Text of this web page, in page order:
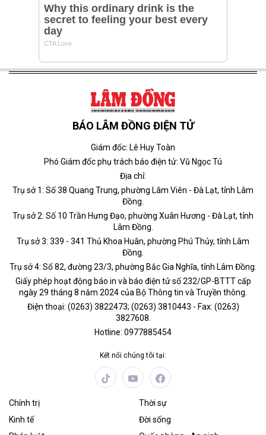
BÁO LÂM ĐỒNG ĐIỆN TỬ
Giám đốc: Lê Huy Toàn
Phó Giám đốc phụ trách báo điện tử: Vũ Ngọc Tú
Địa chỉ:
Trụ sở 1: Số 38 Quang Trung, phường Lâm Viên - Đà Lạt, tỉnh Lâm
Đồng.
Trụ sở 2: Số 10 Trần Hưng Đạo, phường Xuân Hương - Đà Lạt, tỉnh
Lâm Đồng.
Trụ sở 3: 339 - 341 Thủ Khoa Huân, phường Phú Thủy, tỉnh Lâm
Đồng.
Trụ sở 4: Số 82, đường 23/3, phường Bắc Gia Nghĩa, tỉnh Lâm Đồng.
Giấy phép hoạt động báo in và báo điện tử số 232/GP-BTTT cấp
ngày 29 tháng 8 năm 2024 của Bộ Thông tin và Truyền thông.
Điện thoại: (0263) 3822473; (0263) 3810443 - Fax: (0263)
3827608.
Hotline: 0977885454
Kết nối chúng tôi tại:
Chính trị
Thời sự
Kinh tế
Đời sống